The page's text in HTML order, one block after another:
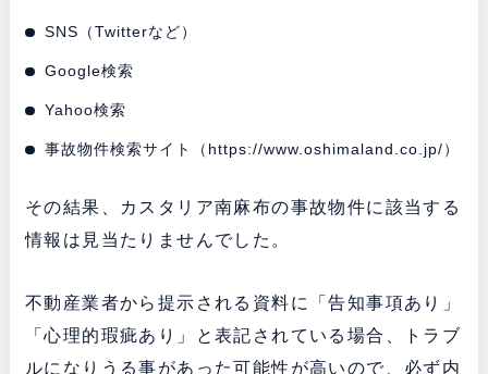
SNS（Twitterなど）
Google検索
Yahoo検索
事故物件検索サイト（ https://www.oshimaland.co.jp/）
その結果、カスタリア南麻布の事故物件に該当する
情報は見当たりませんでした。
不動産業者から提示される資料に「告知事項あり」
「心理的瑕疵あり」と表記されている場合、トラブ
ルになりうる事があった可能性が高いので、必ず内